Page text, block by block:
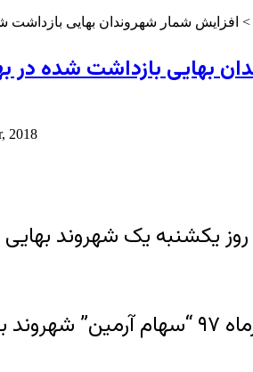
> افزایش شمار شهروندان بهایی بازداشت
بهایی بازداشت شده در
2018
یکشنبه یک شهروند بهایی
به گزارش خبرگزاری هرانا، ارگان خبری مجموعه فعالان حقوق بشر در ایران، روز یکشنبه